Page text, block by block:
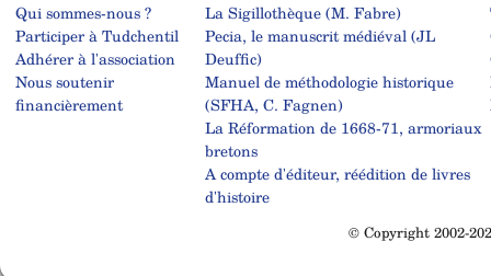
Qui sommes-nous ?
Participer à Tudchentil
Adhérer à l'association
Nous soutenir
financièrement
La Sigillothèque (M. Fabre)
Pecia, le manuscrit médiéval (JL
Deuffic)
Manuel de méthodologie historique
(SFHA, C. Fagnen)
La Réformation de 1668-71, armoriaux
bretons
A compte d'éditeur, réédition de livres
d'histoire
© Copyright 2002-